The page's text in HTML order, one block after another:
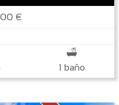
€
1 baño